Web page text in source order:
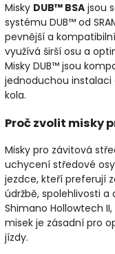
Misky DUB™ BSA jsou
systému DUB™ od
pevnější a
využívá širší osu a
Misky DUB™ jsou
jednoduchou instalaci
kola.
Proč zvolit misky
Misky pro závitová
uchycení středové
jezdce, kteří preferují
údržbě, spolehlivosti
Shimano Hollowtech II,
misek je zásadní pro
jízdy.